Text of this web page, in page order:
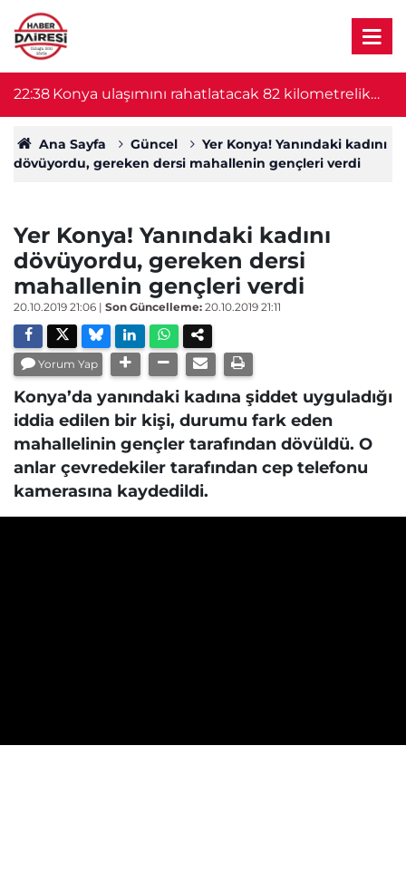
22:38 Konya ulaşımını rahatlatacak 82 kilometrelik
proje başlıyor! Bakan Uraloğlu duyurdu
Ana Sayfa Güncel
Yer Konya! Yanındaki kadını
dövüyordu, gereken dersi mahallenin gençleri verdi
Yer Konya! Yanındaki kadını
dövüyordu, gereken dersi
mahallenin gençleri verdi
20.10.2019 21:06 | Son Güncelleme: 20.10.2019 21:11
Yorum Yap
Konya’da yanındaki kadına şiddet uyguladığı
iddia edilen bir kişi, durumu fark eden
mahallelinin gençler tarafından dövüldü. O
anlar çevredekiler tarafından cep telefonu
kamerasına kaydedildi.